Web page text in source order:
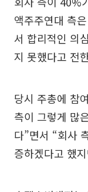
액주주연대 측
서 합리적인 의
지 못했다고 전
당시 주총에 참
측이 그렇게 많
다”면서 “회사
증하겠다고 했